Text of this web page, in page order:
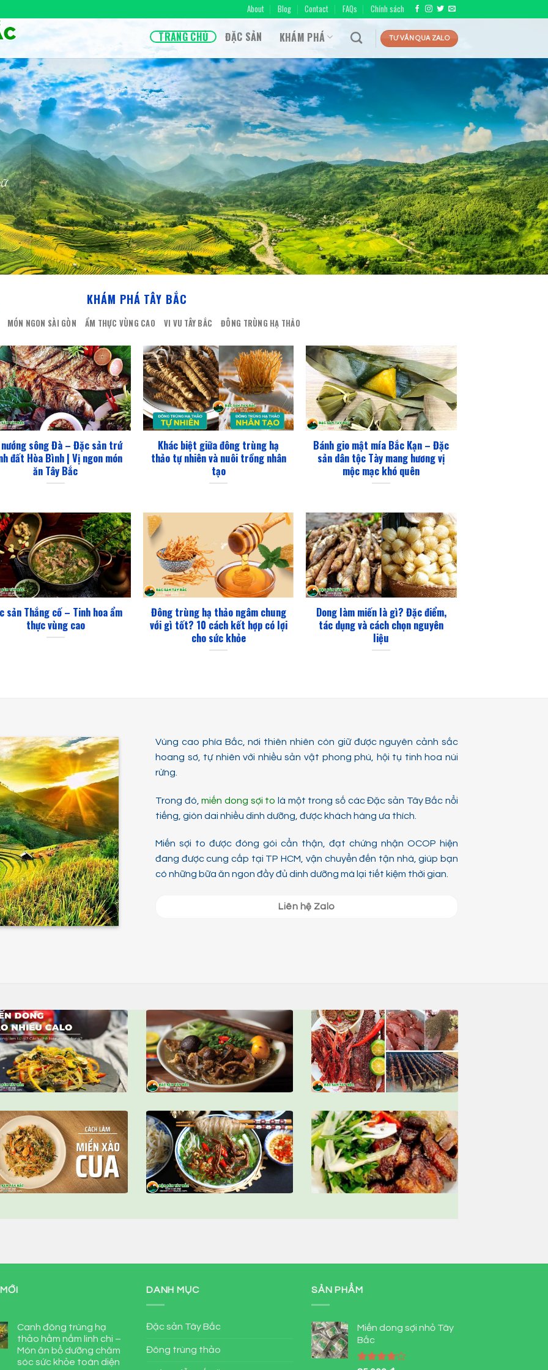
About Blog Contact FAQs Chính sách
TRANG CHỦ ĐẶC SẢN KHÁM PHÁ TƯ VẤN QUA ZALO
KHÁM PHÁ TÂY BẮC
MÓN NGON SÀI GÒN ẨM THỰC VÙNG CAO VI VU TÂY BẮC ĐÔNG TRÙNG HẠ THẢO
nướng sông Đà – Đặc sản trứ
đất Hòa Bình | Vị ngon món
ăn Tây Bắc
Khác biệt giữa đông trùng hạ
thảo tự nhiên và nuôi trồng nhân
tạo
Bánh gio mật mía Bắc Kạn – Đặc
sản dân tộc Tày mang hương vị
mộc mạc khó quên
sản Thắng cố – Tinh hoa ẩm
thực vùng cao
Đông trùng hạ thảo ngâm chung
với gì tốt? 10 cách kết hợp có lợi
cho sức khỏe
Dong làm miến là gì? Đặc điểm,
tác dụng và cách chọn nguyên
liệu
Vùng cao phía Bắc, nơi thiên nhiên còn giữ được nguyên cảnh sắc
hoang sơ, tự nhiên với nhiều sản vật phong phú, hội tụ tinh hoa núi
rừng.
Trong đó,miến dong sợi to là một trong số các Đặc sản Tây Bắc nổi
tiếng, giòn dai nhiều dinh dưỡng, được khách hàng ưa thích.
Miến sợi to được đóng gói cẩn thận, đạt chứng nhận OCOP hiện
đang được cung cấp tại TP HCM, vận chuyển đến tận nhà, giúp bạn
có những bữa ăn ngon đầy đủ dinh dưỡng mà lại tiết kiệm thời gian.
Liên hệ Zalo
Canh đông trùng hạ
thảo hầm nấm linh chi –
Món ăn bổ dưỡng chăm
sóc sức khỏe toàn diện
DANH MỤC
Đặc sản Tây Bắc
Đông trùng thảo
SẢN PHẨM
Miến dong sợi nhỏ Tây
Bắc